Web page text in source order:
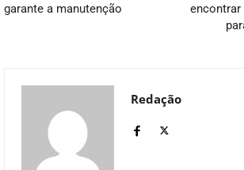
garante a manutenção
encontrar
Redação